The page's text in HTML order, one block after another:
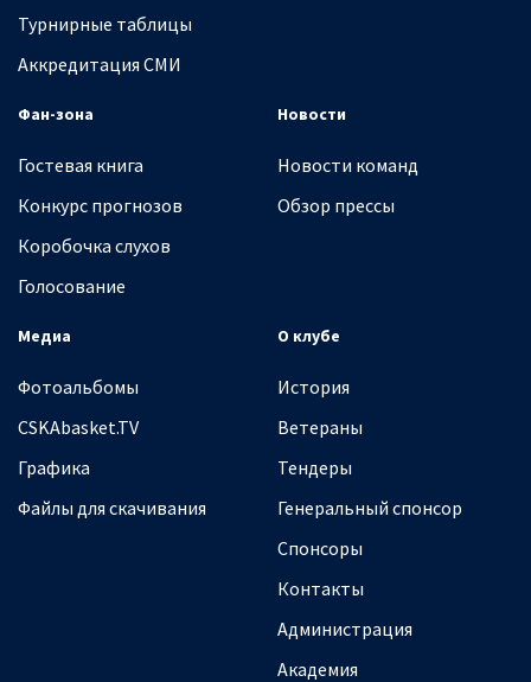
Турнирные таблицы
Аккредитация СМИ
Фан-зона
Гостевая книга
Конкурс прогнозов
Коробочка слухов
Голосование
Новости
Новости команд
Обзор прессы
Медиа
Фотоальбомы
CSKAbasket.TV
Графика
Файлы для скачивания
О клубе
История
Ветераны
Тендеры
Генеральный спонсор
Спонсоры
Контакты
Администрация
Академия